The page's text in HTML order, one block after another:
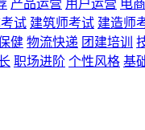
产品运营 用户运营 电
试 建筑师考试 建造师
健 物流快递 团建培训
职场进阶 个性风格 基